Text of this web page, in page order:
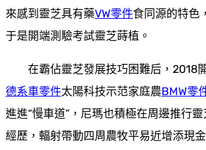
來感到靈芝具有藥VW零件食同源的特色，
于是開端測驗考試靈芝蒔植。
在霸佔靈芝發展技巧困難后，2018
德系車零件太陽科技示范家庭農BMW零
進進“慢車道”，尼瑪也積極在周邊推行靈
經歷，輻射帶動四周農牧平易近增添現金